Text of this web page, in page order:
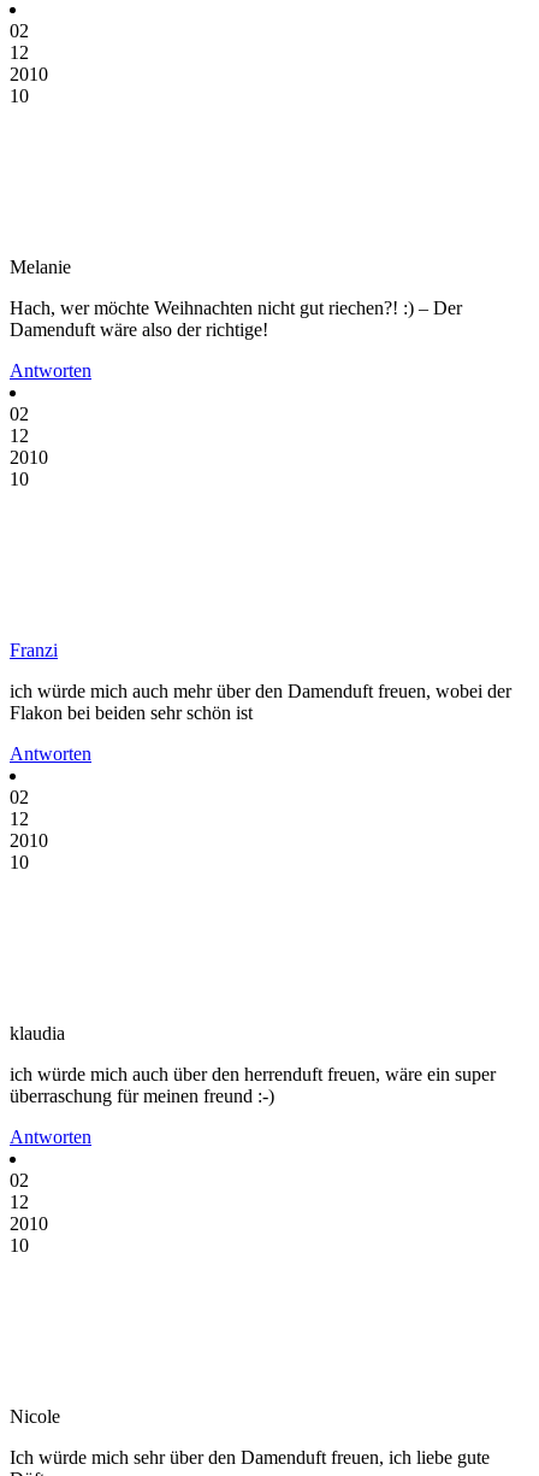
02
12
2010
10
Melanie
Hach, wer möchte Weihnachten nicht gut riechen?! :) – Der
Damenduft wäre also der richtige!
Antworten
02
12
2010
10
Franzi
ich würde mich auch mehr über den Damenduft freuen, wobei der
Flakon bei beiden sehr schön ist
Antworten
02
12
2010
10
klaudia
ich würde mich auch über den herrenduft freuen, wäre ein super
überraschung für meinen freund :-)
Antworten
02
12
2010
10
Nicole
Ich würde mich sehr über den Damenduft freuen, ich liebe gute